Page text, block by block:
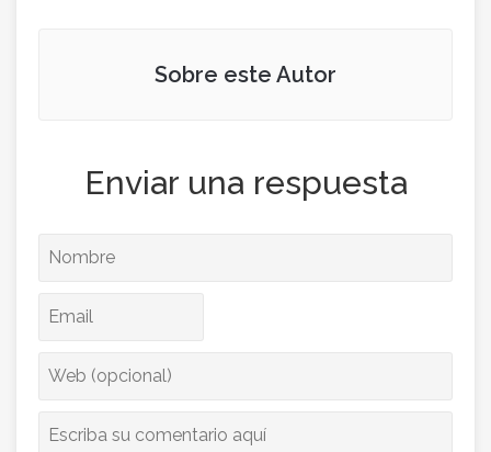
Sobre este Autor
Enviar una respuesta